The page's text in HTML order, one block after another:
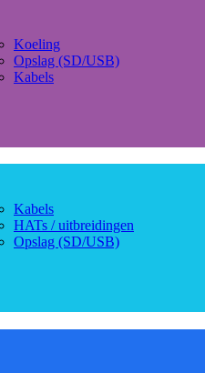
Koeling
Opslag (SD/USB)
Kabels
Kabels
HATs / uitbreidingen
Opslag (SD/USB)